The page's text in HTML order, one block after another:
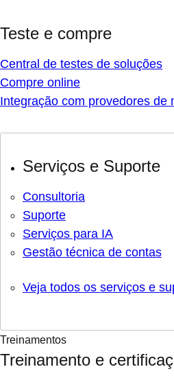
Teste e compre
Central de testes de soluções
Compre online
Integração com provedores de
Serviços e Suporte
Consultoria
Suporte
Serviços para IA
Gestão técnica de contas
Veja todos os serviços e
Treinamentos
Treinamento e